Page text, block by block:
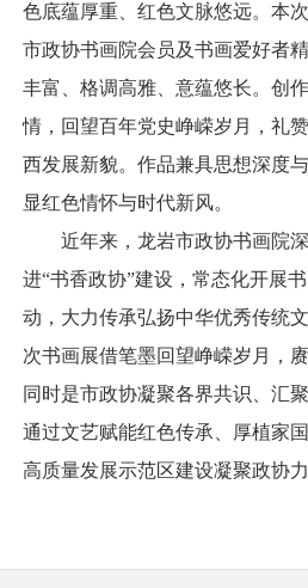
色底蕴厚重、红色文脉悠远。本
市政协书画院会员及书画爱好者
丰富、格调高雅、意蕴悠长。创
情，回望百年党史峥嵘岁月，礼
西发展新貌。作品兼具思想深度
显红色情怀与时代新风。
近年来，龙岩市政协书画院深
进“书香政协”建设，常态化开展
动，大力传承弘扬中华优秀传统
次书画展借笔墨回望峥嵘岁月，
同时是市政协凝聚各界共识、汇
通过文艺赋能红色传承、厚植家
高质量发展示范区建设凝聚政协